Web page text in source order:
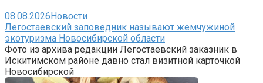
08.08.2026Новости
Легостаевский заповедник называют жемчужиной
экотуризма Новосибирской области
Фото из архива редакции Легостаевский заказник в
Искитимском районе давно стал визитной карточкой
Новосибирской